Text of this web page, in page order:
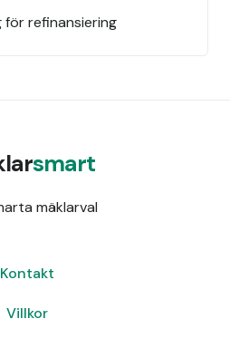
för refinansiering
smart
mäklarval
Kontakt
Villkor